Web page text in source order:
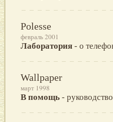
Polesse
февраль 2001
Лаборатория - о
Wallpaper
март 1998
В помощь -